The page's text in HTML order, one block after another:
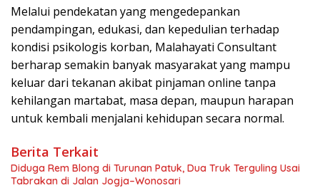
Melalui pendekatan yang mengedepankan
pendampingan, edukasi, dan kepedulian terhadap
kondisi psikologis korban, Malahayati Consultant
berharap semakin banyak masyarakat yang mampu
keluar dari tekanan akibat pinjaman online tanpa
kehilangan martabat, masa depan, maupun harapan
untuk kembali menjalani kehidupan secara normal.
Berita Terkait
Diduga Rem Blong di Turunan Patuk, Dua Truk Terguling Usai
Tabrakan di Jalan Jogja–Wonosari